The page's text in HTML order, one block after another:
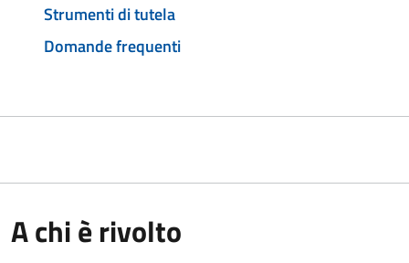
Strumenti di tutela
Domande frequenti
A chi è rivolto